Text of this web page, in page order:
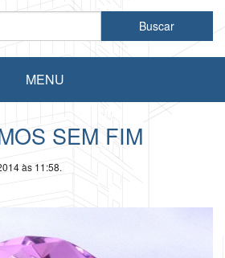
MENU
SEM FIM
às 11:58.